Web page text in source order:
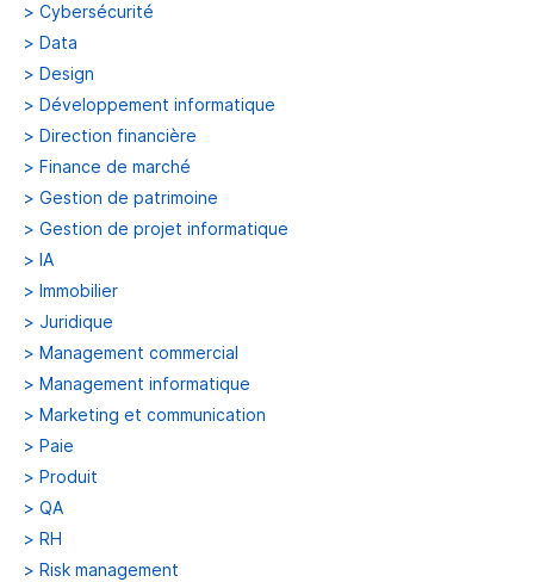
> Cybersécurité
> Data
> Design
> Développement informatique
> Direction financière
> Finance de marché
> Gestion de patrimoine
> Gestion de projet informatique
> IA
> Immobilier
> Juridique
> Management commercial
> Management informatique
> Marketing et communication
> Paie
> Produit
> QA
> RH
> Risk management